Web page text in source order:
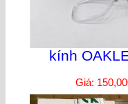
kính
Giá: